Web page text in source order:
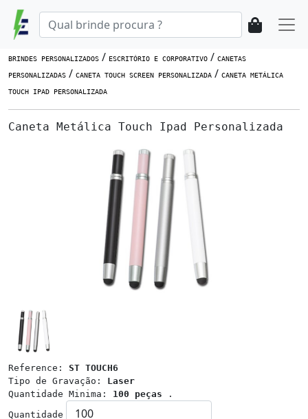
BRINDES PERSONALIZADOS / ESCRITÓRIO E CORPORATIVO / CANETAS
PERSONALIZADAS / CANETA TOUCH SCREEN PERSONALIZADA / CANETA METÁLICA
TOUCH IPAD PERSONALIZADA
Caneta Metálica Touch Ipad Personalizada
Reference: ST TOUCH6
Tipo de Gravação: Laser
Quantidade Minima: 100 peças .
Quantidade